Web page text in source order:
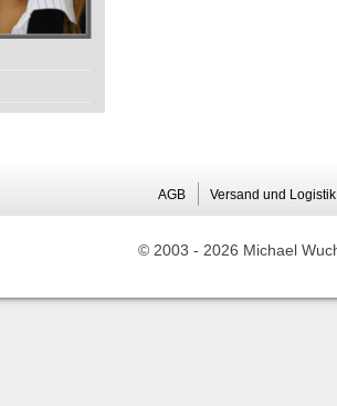
AGB Versand und Logistik
© 2003 - 2026 Michael